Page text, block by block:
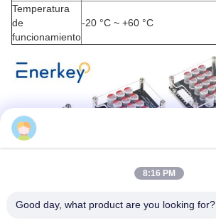
Temperatura
de
funcionamiento
-20 °C ~ +60 °C
8:16 PM
Good day, what product are you looking for?